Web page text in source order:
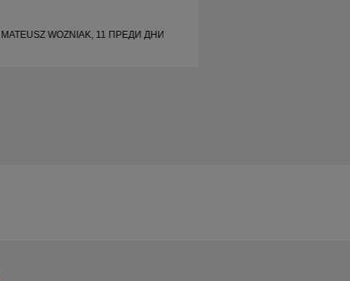
MATEUSZ WOZNIAK, 11 ПРЕДИ ДНИ